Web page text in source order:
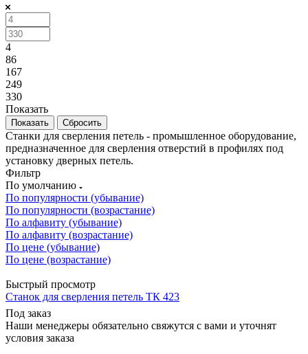
4
86
167
249
330
Показать
Сбросить
Cтанки для сверления петель - промышленное оборудование,
предназначенное для сверления отверстий в профилях под
установку дверных петель.
Фильтр
По умолчанию
По популярности (убывание)
По популярности (возрастание)
По алфавиту (убывание)
По алфавиту (возрастание)
По цене (убывание)
По цене (возрастание)
Быстрый просмотр
Cтанок для сверления петель ТК 423
Под заказ
Наши менеджеры обязательно свяжутся с вами и уточнят
условия заказа